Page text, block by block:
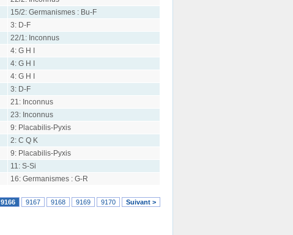
15/2: Germanismes : Bu-F
3: D-F
22/1: Inconnus
4: G H I
4: G H I
4: G H I
3: D-F
21: Inconnus
23: Inconnus
9: Placabilis-Pyxis
2: C Q K
9: Placabilis-Pyxis
11: S-Si
16: Germanismes : G-R
9166 9167 9168 9169 9170 Suivant >